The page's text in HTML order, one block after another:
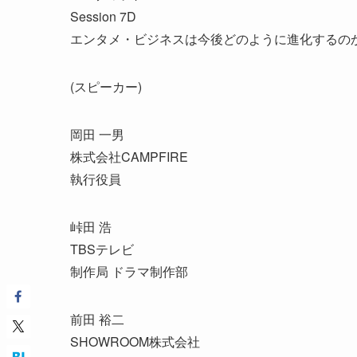
Session 7D
エンタメ・ビジネスは今後どのように進化するの
(スピーカー)
岡田 一男
株式会社CAMPFIRE
執行役員
峠田 浩
TBSテレビ
制作局 ドラマ制作部
前田 裕二
SHOWROOM株式会社